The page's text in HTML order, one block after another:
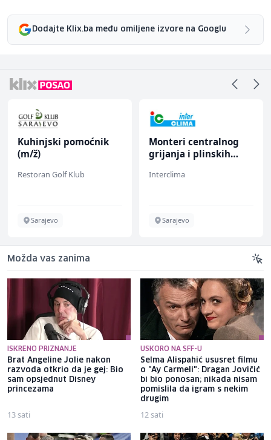
Dodajte Klix.ba među omiljene izvore na Googlu
Monteri centralnog
grijanja i plinskih
Interclima
Sarajevo
Komercijalni
službenik (m/ž)
Euro-Asfalt
Više lokacija
Možda vas zanima
ISKRENO PRIZNANJE
Brat Angeline Jolie nakon
razvoda otkrio da je gej: Bio
sam opsjednut Disney
princezama
13 sati
USKORO NA SFF-U
Selma Alispahić ususret filmu
o "Ay Carmeli": Dragan Jovičić
bi bio ponosan; nikada nisam
pomislila da igram s nekim
drugim
12 sati